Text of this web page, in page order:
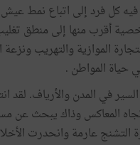
كل فرد إلى اتباع نمط
أقرب منها إلى منطق تغليب
الموازية والتهريب
المواطن .
في المدن والأرياف.
المعاكس وذاك يبحث
التشنج عارمة وانحدرت